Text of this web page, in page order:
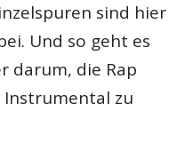
sind hier
Und so geht es
darum, die Rap
zu